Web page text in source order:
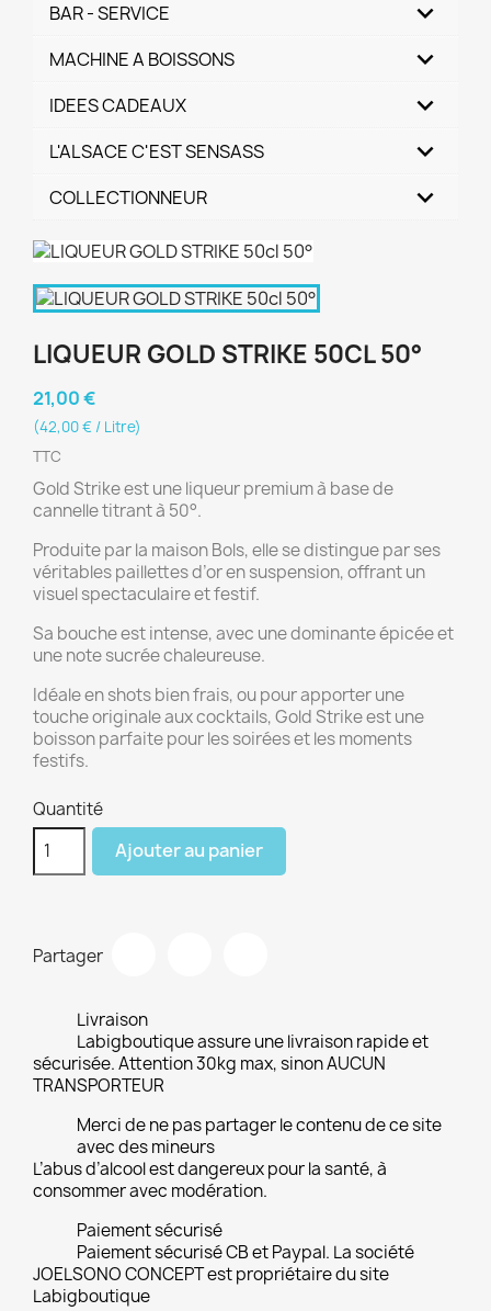
BAR - SERVICE
MACHINE A BOISSONS
IDEES CADEAUX
L'ALSACE C'EST SENSASS
COLLECTIONNEUR
LIQUEUR GOLD STRIKE 50CL 50°
21,00 €
(42,00 € / Litre)
TTC
Gold Strike est une liqueur premium à base de
cannelle titrant à 50°.
Produite par la maison Bols, elle se distingue par ses
véritables paillettes d’or en suspension, offrant un
visuel spectaculaire et festif.
Sa bouche est intense, avec une dominante épicée et
une note sucrée chaleureuse.
Idéale en shots bien frais, ou pour apporter une
touche originale aux cocktails, Gold Strike est une
boisson parfaite pour les soirées et les moments
festifs.
Quantité
Ajouter au panier
Partager
Livraison
Labigboutique assure une livraison rapide et
sécurisée. Attention 30kg max, sinon AUCUN
TRANSPORTEUR
Merci de ne pas partager le contenu de ce site
avec des mineurs
L’abus d’alcool est dangereux pour la santé, à
consommer avec modération.
Paiement sécurisé
Paiement sécurisé CB et Paypal. La société
JOELSONO CONCEPT est propriétaire du site
Labigboutique